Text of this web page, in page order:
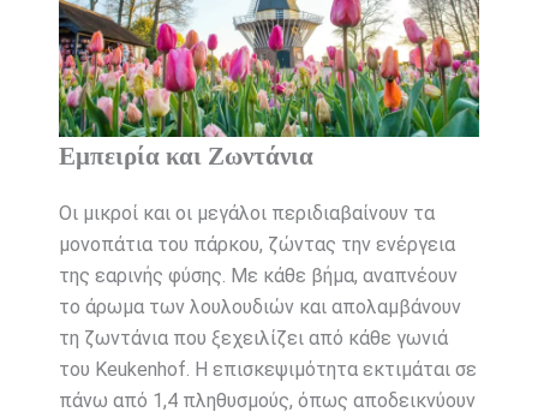
Εμπειρία και Ζωντάνια
Οι μικροί και οι μεγάλοι περιδιαβαίνουν τα
μονοπάτια του πάρκου, ζώντας την ενέργεια
της εαρινής φύσης. Με κάθε βήμα, αναπνέουν
το άρωμα των λουλουδιών και απολαμβάνουν
τη ζωντάνια που ξεχειλίζει από κάθε γωνιά
του Keukenhof. Η επισκεψιμότητα εκτιμάται σε
πάνω από 1,4 πληθυσμούς, όπως αποδεικνύουν